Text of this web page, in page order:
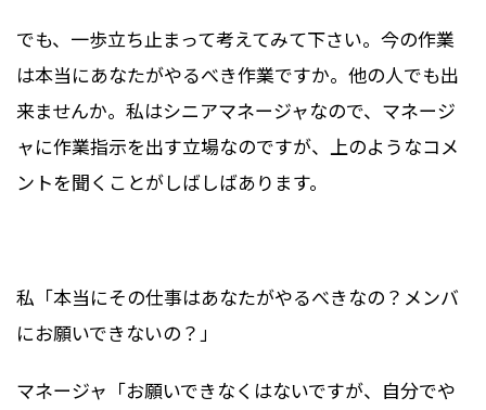
でも、一歩立ち止まって考えてみて下さい。今の作業
は本当にあなたがやるべき作業ですか。他の人でも出
来ませんか。私はシニアマネージャなので、マネージ
ャに作業指示を出す立場なのですが、上のようなコメ
ントを聞くことがしばしばあります。
私「本当にその仕事はあなたがやるべきなの？メンバ
にお願いできないの？」
マネージャ「お願いできなくはないですが、自分でや